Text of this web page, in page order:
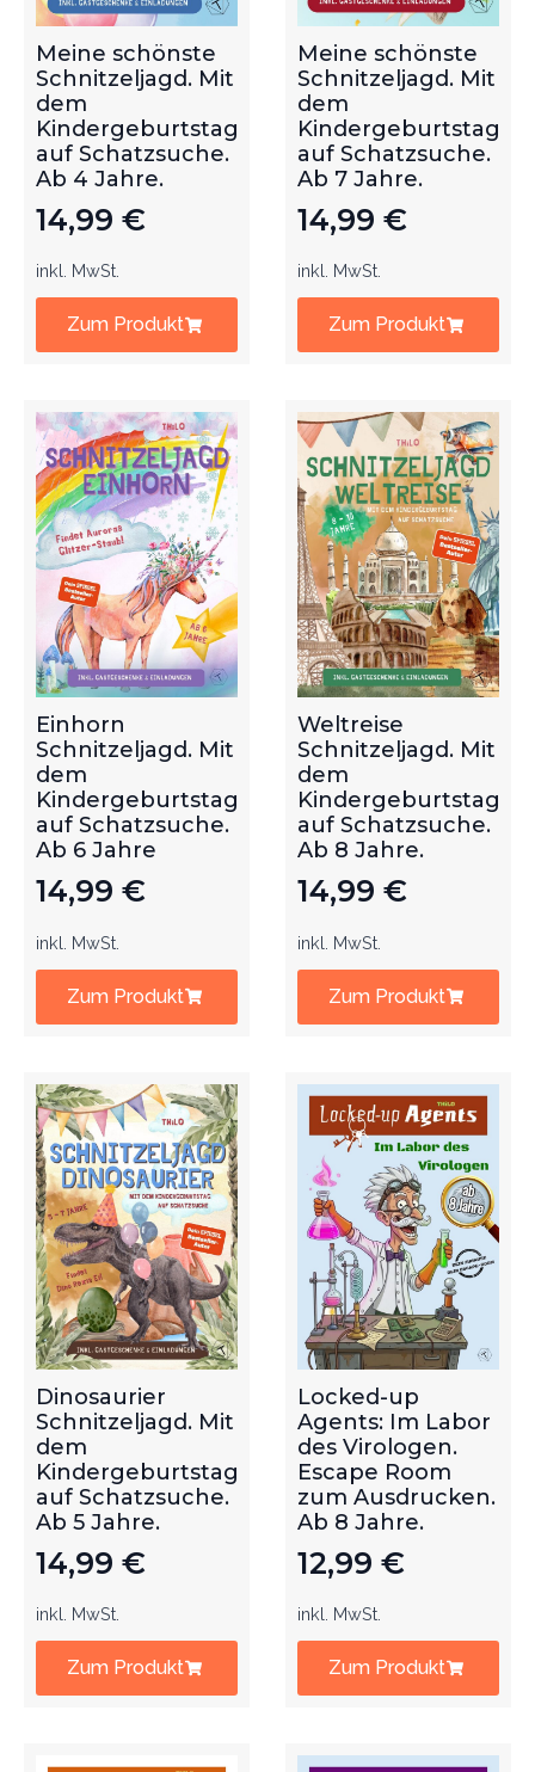
Meine schönste
Schnitzeljagd. Mit
dem
Kindergeburtstag
auf Schatzsuche.
Ab 4 Jahre.
14,99 €
inkl. MwSt.
Zum Produkt
Meine schönste
Schnitzeljagd. Mit
dem
Kindergeburtstag
auf Schatzsuche.
Ab 7 Jahre.
14,99 €
inkl. MwSt.
Zum Produkt
Einhorn
Schnitzeljagd. Mit
dem
Kindergeburtstag
auf Schatzsuche.
Ab 6 Jahre
14,99 €
inkl. MwSt.
Zum Produkt
Weltreise
Schnitzeljagd. Mit
dem
Kindergeburtstag
auf Schatzsuche.
Ab 8 Jahre.
14,99 €
inkl. MwSt.
Zum Produkt
Dinosaurier
Schnitzeljagd. Mit
dem
Kindergeburtstag
auf Schatzsuche.
Ab 5 Jahre.
14,99 €
inkl. MwSt.
Zum Produkt
Locked-up
Agents: Im Labor
des Virologen.
Escape Room
zum Ausdrucken.
Ab 8 Jahre.
12,99 €
inkl. MwSt.
Zum Produkt